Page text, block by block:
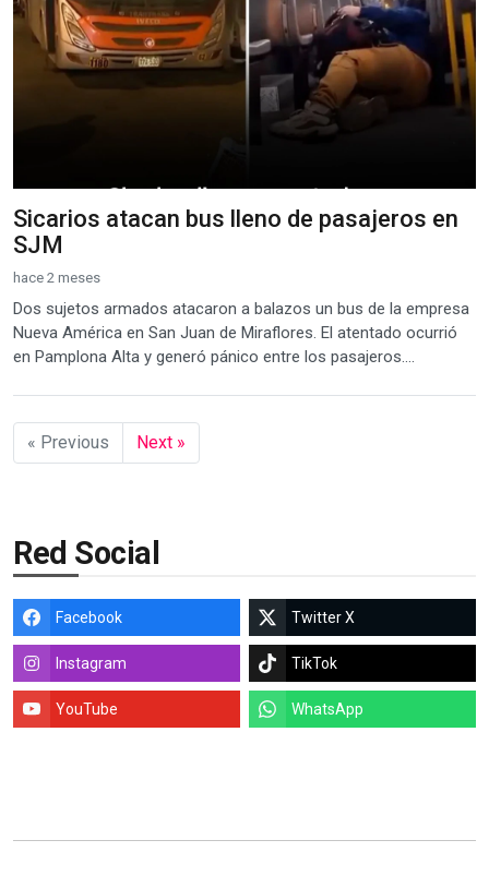
Sicarios atacan bus lleno de pasajeros en
SJM
hace 2 meses
Dos sujetos armados atacaron a balazos un bus de la empresa
Nueva América en San Juan de Miraflores. El atentado ocurrió
en Pamplona Alta y generó pánico entre los pasajeros....
« Previous Next »
Red Social
Facebook Twitter X
Instagram TikTok
YouTube WhatsApp